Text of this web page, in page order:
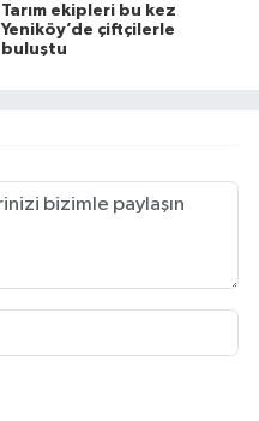
Tarım ekipleri bu kez
Yeniköy’de çiftçilerle
buluştu